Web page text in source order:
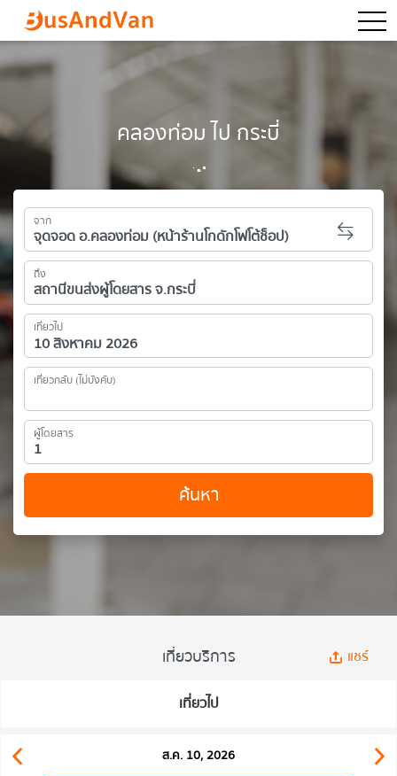
คลองท่อม ไป กระบี่
จาก
ถึง
เที่ยวไป
เที่ยวกลับ (ไม่บังคับ)
ผู้โดยสาร
ค้นหา
เที่ยวบริการ แชร์
เที่ยวไป
ส.ค. 10, 2026